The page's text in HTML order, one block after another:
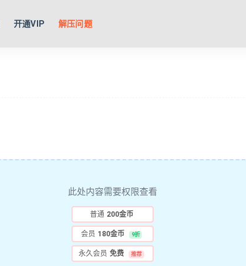
开通VIP 解压问题
此处内容需要权限查看
普通 200金币
会员 180金币 9折
永久会员 免费 推荐